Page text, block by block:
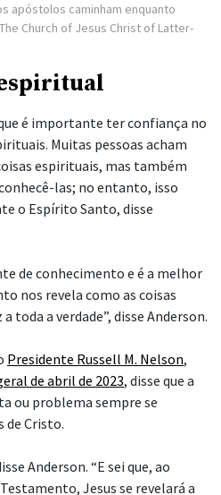
apóstolos caminham enquanto
Church of Jesus Christ of Latter-
é importante ter confiança no
Muitas pessoas acham
espirituais, mas também
las; no entanto, isso
o Espírito Santo, disse
de conhecimento e é a melhor
nos revela como as coisas
toda a verdade”, disse Anderson.
Presidente Russell M. Nelson,
de abril de 2023, disse que a
ou problema sempre se
de Cristo.
Anderson. “E sei que, ao
Jesus se revelará a